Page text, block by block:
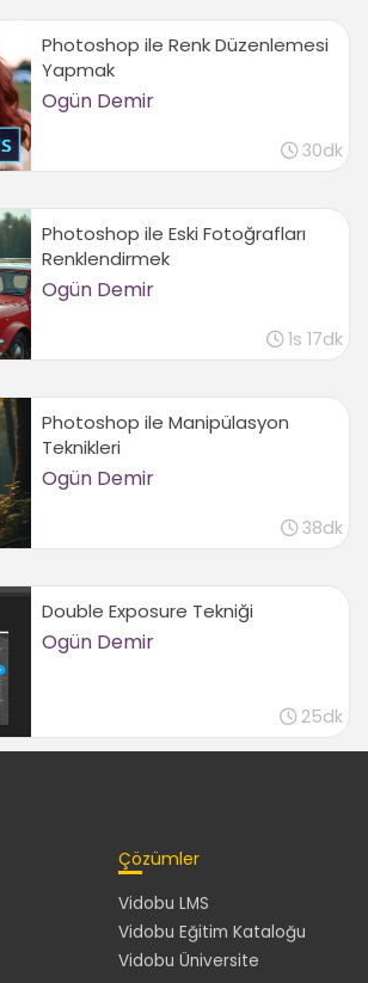
Photoshop ile Renk Düzenlemesi
Yapmak
Ogün Demir
30dk
Photoshop ile Eski Fotoğrafları
Renklendirmek
Ogün Demir
1s 17dk
Photoshop ile Manipülasyon
Teknikleri
Ogün Demir
38dk
Double Exposure Tekniği
Ogün Demir
25dk
Çözümler
Vidobu LMS
Vidobu Eğitim Kataloğu
Vidobu Üniversite